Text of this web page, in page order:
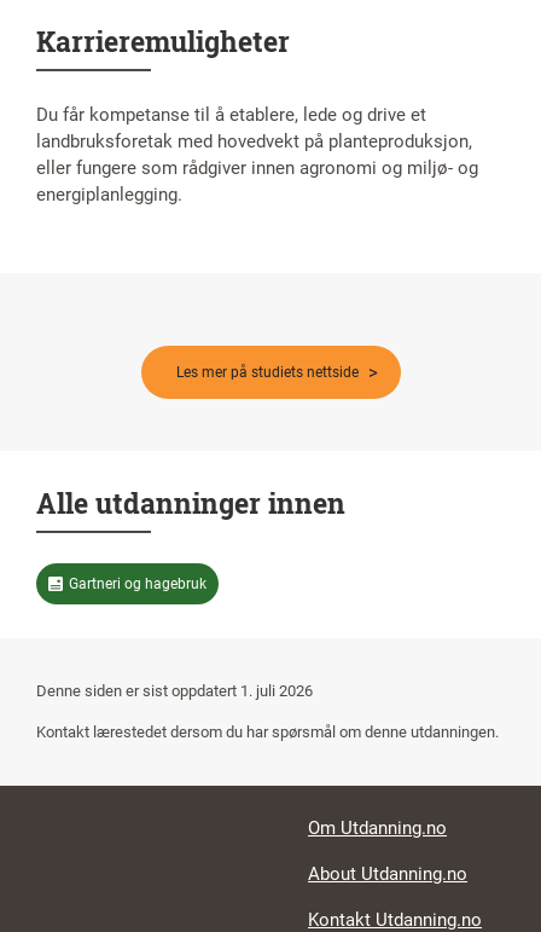
Karrieremuligheter
Du får kompetanse til å etablere, lede og drive et
landbruksforetak med hovedvekt på planteproduksjon,
eller fungere som rådgiver innen agronomi og miljø- og
energiplanlegging.
Les mer på studiets nettside
Alle utdanninger innen
Gartneri og hagebruk
Denne siden er sist oppdatert 1. juli 2026
Kontakt lærestedet dersom du har spørsmål om denne utdanningen.
Footer links
Om Utdanning.no
About Utdanning.no
Kontakt Utdanning.no